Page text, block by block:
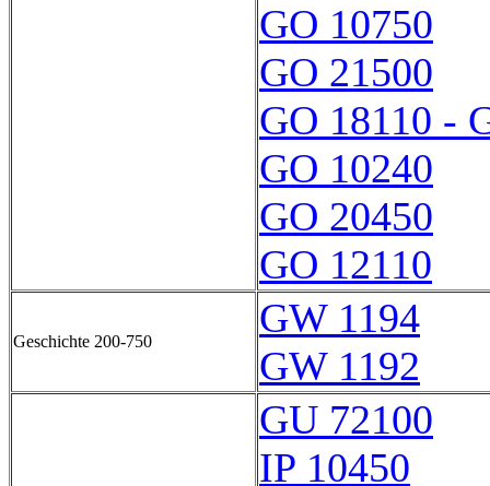
GO 10750
GO 21500
GO 18110 -
GO 10240
GO 20450
GO 12110
Geschichte 200-750
GW 1194
GW 1192
GU 72100
IP 10450